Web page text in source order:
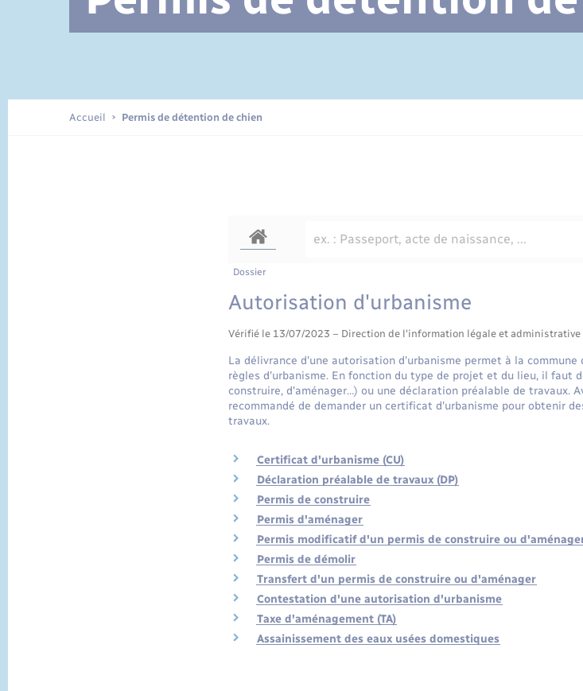
Documents d’identité Cimetière communal
Accueil Permis de détention de chien
Dossier
Autorisation d'urbanisme
Vérifié le 13/07/2023 – Direction de l'information légale et administrative
La délivrance d'une autorisation d'urbanisme permet à la
règles d'urbanisme. En fonction du type de projet et du lieu, il faut
construire, d'aménager…) ou une déclaration préalable de travaux.
recommandé de demander un certificat d'urbanisme pour obtenir
travaux.
Certificat d'urbanisme (CU)
Déclaration préalable de travaux (DP)
Permis de construire
Permis d'aménager
Permis modificatif d'un permis de construire ou
Permis de démolir
Transfert d'un permis de construire ou d'aménager
Contestation d'une autorisation d'urbanisme
Taxe d'aménagement (TA)
Assainissement des eaux usées domestiques